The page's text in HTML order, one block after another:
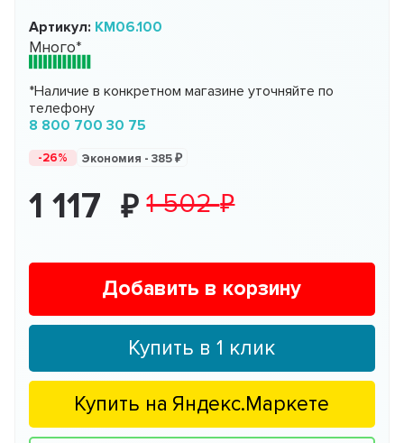
Артикул: KM06.100
Много*
*Наличие в конкретном магазине уточняйте по
телефону
8 800 700 30 75
-26% Экономия -385
1 117 1 502
Добавить в корзину
Купить в 1 клик
Купить на Яндекс.Маркете